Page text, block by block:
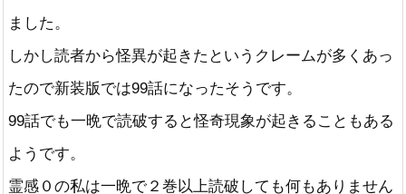
ました。
しかし読者から怪異が起きたというクレームが多くあっ
たので新装版では99話になったそうです。
99話でも一晩で読破すると怪奇現象が起きることもある
ようです。
霊感０の私は一晩で２巻以上読破しても何もありません